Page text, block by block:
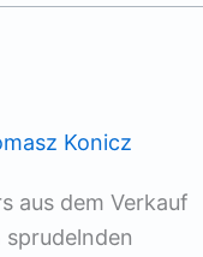
Konicz
aus dem Verkauf